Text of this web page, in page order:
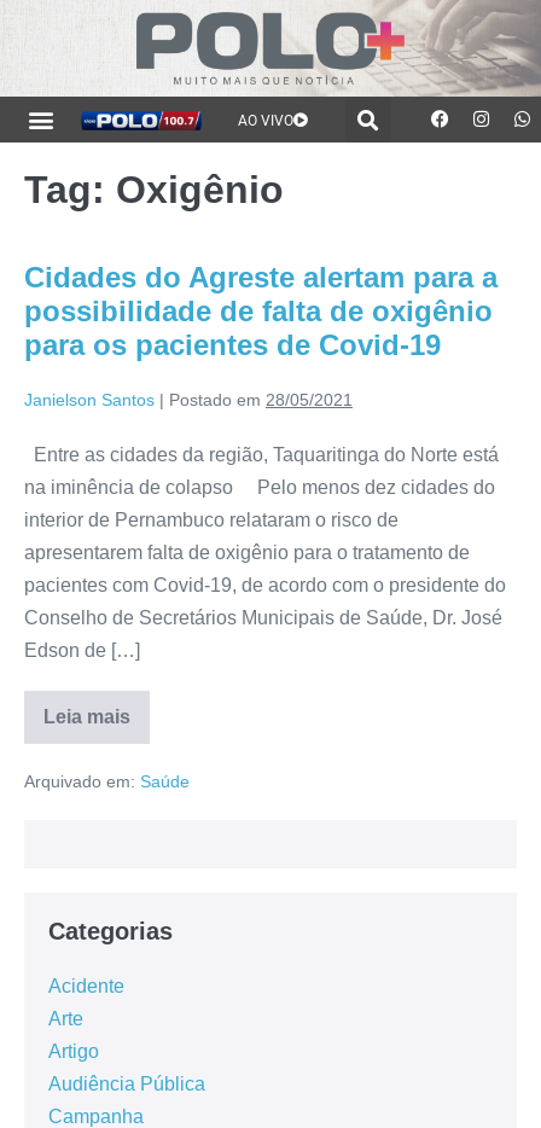
AO VIVO
Tag: Oxigênio
Cidades do Agreste alertam para a
possibilidade de falta de oxigênio
para os pacientes de Covid-19
Janielson Santos | Postado em 28/05/2021
Entre as cidades da região, Taquaritinga do Norte está
na iminência de colapso Pelo menos dez cidades do
interior de Pernambuco relataram o risco de
apresentarem falta de oxigênio para o tratamento de
pacientes com Covid-19, de acordo com o presidente do
Conselho de Secretários Municipais de Saúde, Dr. José
Edson de […]
Leia mais
Arquivado em: Saúde
Categorias
Acidente
Arte
Artigo
Audiência Pública
Campanha